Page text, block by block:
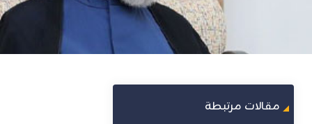
مقالات مرتبطة